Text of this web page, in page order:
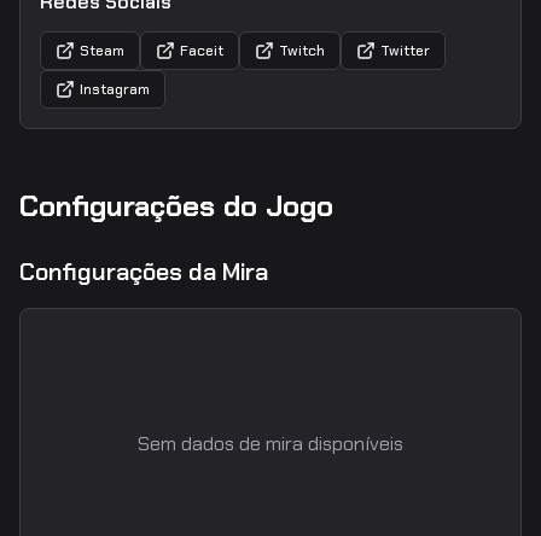
Steam Faceit Twitch
Twitter
Instagram
Configurações do Jogo
Configurações da Mira
Sem dados de mira disponíveis